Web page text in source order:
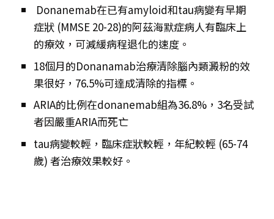
Donanemab在已有amyloid和tau病變有早期
症狀 (MMSE 20-28)的阿茲海默症病人有臨床上
的療效，可減緩病程退化的速度。
18個月的Donanamab治療清除腦內類澱粉的效
果很好，76.5%可達成清除的指標。
ARIA的比例在donanemab組為36.8%，3名受試
者因嚴重ARIA而死亡
tau病變較輕，臨床症狀較輕，年紀較輕 (65-74
歲) 者治療效果較好。